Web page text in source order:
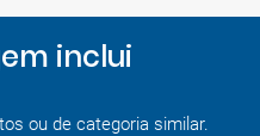
inclui
ou de categoria similar.